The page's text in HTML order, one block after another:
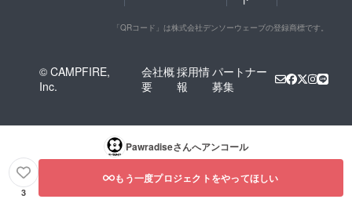
「QRコード」は株式会社デンソーウェーブの登録商標です。
© CAMPFIRE,
Inc.
会社概
要
採用情
報
パートナー
募集
Pawradiseさんへアンコール
3
もう一度プロジェクトをやってほしい